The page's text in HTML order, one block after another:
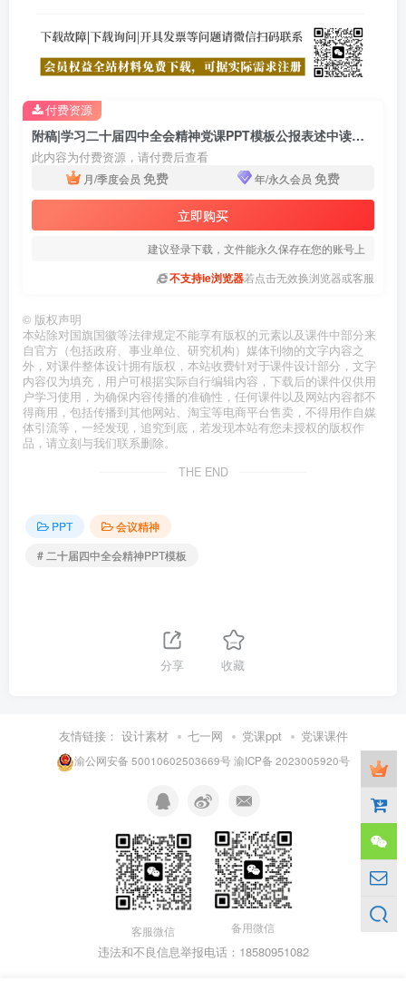
附稿|学习二十届四中全会精神党课PPT模板公报表述中读懂十五五规划
此内容为付费资源，请付费后查看
月/季度会员 免费 年/永久会员 免费
立即购买
建议登录下载，文件能永久保存在您的账号上
不支持ie浏览器若点击无效换浏览器或客服
付费资源
© 版权声明
本站除对国旗国徽等法律规定不能享有版权的元素以及课件中部分来
自官方（包括政府、事业单位、研究机构）媒体刊物的文字内容之
外，对课件整体设计拥有版权，本站收费针对于课件设计部分，文字
内容仅为填充，用户可根据实际自行编辑内容，下载后的课件仅供用
户学习使用，为确保内容传播的准确性，任何课件以及网站内容都不
得商用，包括传播到其他网站、淘宝等电商平台售卖，不得用作自媒
体引流等，一经发现，追究到底，若发现本站有您未授权的版权作
品，请立刻与我们联系删除。
THE END
PPT
会议精神
# 二十届四中全会精神PPT模板
分享 收藏
友情链接： 设计素材 七一网 党课ppt 党课课件
渝公网安备 50010602503669号渝ICP备 2023005920号
客服微信 备用微信
违法和不良信息举报电话：18580951082